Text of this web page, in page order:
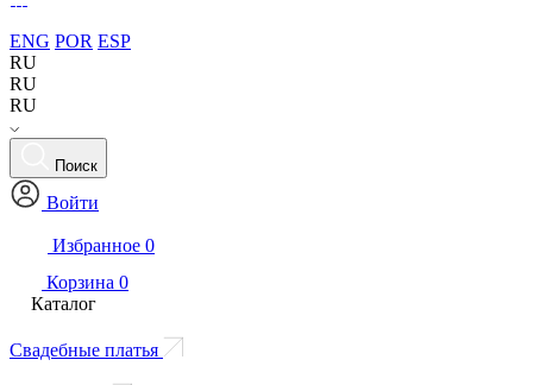
ENG POR ESP
RU
RU
RU
Поиск
Войти
Избранное 0
Корзина 0
Каталог
Свадебные платья